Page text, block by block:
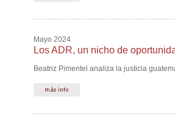
Mayo 2024
Los ADR, un nicho de
Beatriz Pimentel analiza la justicia